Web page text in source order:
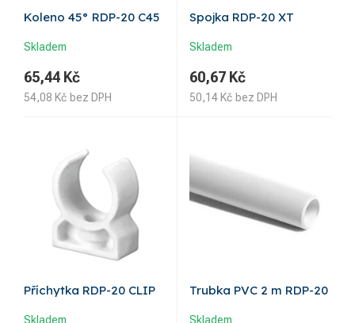
Koleno 45° RDP-20 C45
Skladem
65,44 Kč
54,08 Kč bez DPH
Spojka RDP-20 XT
Skladem
60,67 Kč
50,14 Kč bez DPH
Příchytka RDP-20 CLIP
Skladem
Trubka PVC 2 m RDP-20
Skladem